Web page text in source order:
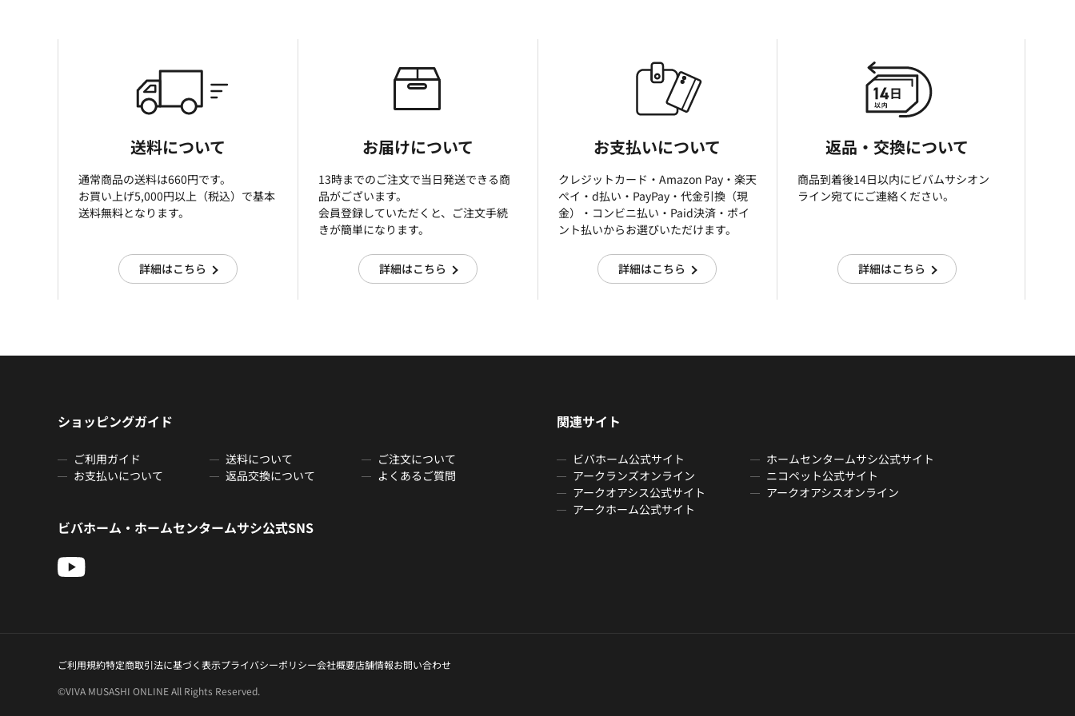
送料について
通常商品の送料は660円です。
お買い上げ5,000円以上（税込）で基本
送料無料となります。
詳細はこちら
お届けについて
13時までのご注文で当日発送できる商
品がございます。
会員登録していただくと、ご注文手続
きが簡単になります。
詳細はこちら
お支払いについて
クレジットカード・Amazon Pay・楽天
ぺイ・d払い・PayPay・代金引換（現
金）・コンビニ払い・Paid決済・ポイ
ント払いからお選びいただけます。
詳細はこちら
返品・交換について
商品到着後14日以内にビバムサシオン
ライン宛てにご連絡ください。
詳細はこちら
ショッピングガイド
ご利用ガイド 送料について
ご注文について
お支払いについて
返品交換について よくあるご質問
関連サイト
ビバホーム公式サイト
ホームセンタームサシ公式サイト
アークランズオンライン
ニコペット公式サイト
アークオアシス公式サイト
アークオアシスオンライン
アークホーム公式サイト
ビバホーム・ホームセンタームサシ公式SNS
ご利用規約特定商取引法に基づく表示プライバシーポリシー会社概要店舗情報お問い合わせ
©VIVA MUSASHI ONLINE All Rights Reserved.